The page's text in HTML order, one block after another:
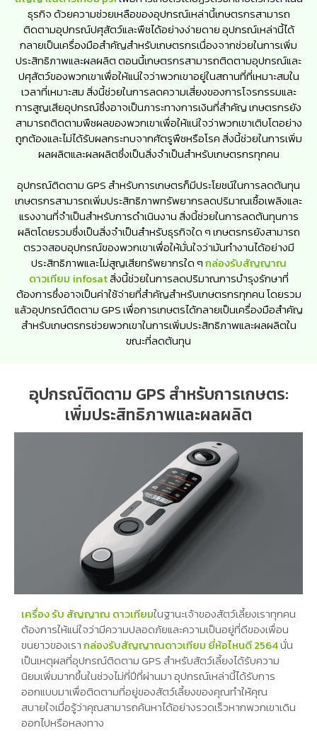
ธุรกิจ ด้วยความช่วยเหลือของอุปกรณ์เหล่านี้เกษตรกรสามารถ
ติดตามอุปกรณ์ปศุสัตว์และพืชได้อย่างง่ายดาย อุปกรณ์เหล่านี้ได้
กลายเป็นเครื่องมือสำคัญสำหรับเกษตรกรเนื่องจากช่วยในการเพิ่ม
ประสิทธิภาพและผลผลิต ตอนนี้เกษตรกรสามารถติดตามอุปกรณ์และ
ปศุสัตว์ของพวกเขาเพื่อให้แน่ใจว่าพวกเขาอยู่ในสถานที่ที่เหมาะสมใน
เวลาที่เหมาะสม สิ่งนี้ช่วยในการลดความเสี่ยงของการโจรกรรมและ
การสูญเสียอุปกรณ์ซึ่งอาจเป็นภาระทางการเงินที่สำคัญ เกษตรกรยัง
สามารถติดตามพืชผลของพวกเขาเพื่อให้แน่ใจว่าพวกเขาเติบโตอย่าง
ถูกต้องและไม่ได้รับผลกระทบจากศัตรูพืชหรือโรค สิ่งนี้ช่วยในการเพิ่ม
ผลผลิตและผลผลิตซึ่งเป็นสิ่งจำเป็นสำหรับเกษตรกรทุกคน
อุปกรณ์ติดตาม GPS สำหรับการเกษตรก็มีประโยชน์ในการลดต้นทุน
เกษตรกรสามารถเพิ่มประสิทธิภาพทรัพยากรลดปริมาณเชื้อเพลิงและ
แรงงานที่จำเป็นสำหรับการดำเนินงาน สิ่งนี้ช่วยในการลดต้นทุนการ
ผลิตโดยรวมซึ่งเป็นสิ่งจำเป็นสำหรับธุรกิจใด ๆ เกษตรกรยังสามารถ
ตรวจสอบอุปกรณ์ของพวกเขาเพื่อให้มั่นใจว่ามันทำงานได้อย่างมี
ประสิทธิภาพและไม่สูญเสียทรัพยากรใด ๆกล่องรับสัญญาณ
ดาวเทียม infosatสิ่งนี้ช่วยในการลดปริมาณการบำรุงรักษาที่
ต้องการซึ่งอาจเป็นค่าใช้จ่ายที่สำคัญสำหรับเกษตรกรทุกคน โดยรวม
แล้วอุปกรณ์ติดตาม GPS เพื่อการเกษตรได้กลายเป็นเครื่องมือสำคัญ
สำหรับเกษตรกรช่วยพวกเขาในการเพิ่มประสิทธิภาพและผลผลิตใน
ขณะที่ลดต้นทุน
อุปกรณ์ติดตาม GPS สำหรับการเกษตร:
เพิ่มประสิทธิภาพและผลผลิต
เครื่อง รับ สัญญาณ ดาวเทียมในฐานะเจ้าของสัตว์เลี้ยงเราทุกคน
ต้องการให้แน่ใจว่ามีความปลอดภัยและความเป็นอยู่ที่ดีของเพื่อน
ขนยาวของเรากล่องรับสัญญาณดาวเทียม ยี่ห้อไหนดี 2564นั่น
เป็นเหตุผลที่อุปกรณ์ติดตาม GPS สำหรับสัตว์เลี้ยงได้รับความ
นิยมเพิ่มมากขึ้นในช่วงไม่กี่ปีที่ผ่านมา อุปกรณ์เหล่านี้ได้รับการ
ออกแบบมาเพื่อติดตามที่อยู่ของสัตว์เลี้ยงของคุณทำให้คุณ
สบายใจเมื่อรู้ว่าคุณสามารถค้นหาได้อย่างรวดเร็วหากพวกเขาเดิน
ออกไปหรือหลงทาง